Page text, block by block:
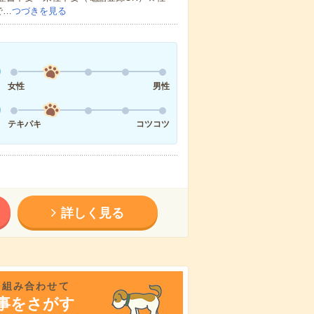
…つづきを見る
女性 男性
テキパキ コツコツ
詳しく見る
み合わせて
をさがす